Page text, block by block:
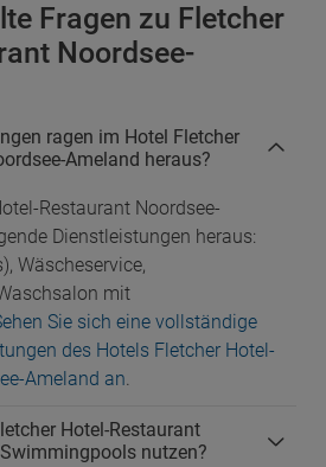
Fragen zu Fletcher
Noordsee-
ragen im Hotel Fletcher
Ameland heraus?
Restaurant Noordsee-
Dienstleistungen heraus:
Wäscheservice,
mit
Sie sich eine vollständige
des Hotels Fletcher Hotel-
Ameland an.
Hotel-Restaurant
nutzen?